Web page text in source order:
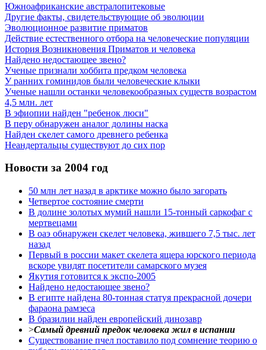
Южноафриканские австралопитековые
Другие факты, свидетельствующие об эволюции
Эволюционное развитие приматов
Действие естественного отбора на человеческие популяции
История Возникновения Приматов и человека
Найдено недостающее звено?
Ученые признали хоббита предком человека
У ранних гоминидов были человеческие клыки
Ученые нашли останки человекообразных существ возрастом
4,5 млн. лет
В эфиопии найден "ребенок люси"
В перу обнаружен аналог долины наска
Найден скелет самого древнего ребенка
Неандертальцы существуют до сих пор
Новости за 2004 год
50 млн лет назад в арктике можно было загорать
Четвертое состояние смерти
В долине золотых мумий нашли 15-тонный саркофаг с
мертвецами
В оаэ обнаружен скелет человека, жившего 7,5 тыс. лет
назад
Первый в россии макет скелета ящера юрского периода
вскоре увидят посетители самарского музея
Якутия готовится к экспо-2005
Найдено недостающее звено?
В египте найдена 80-тонная статуя прекрасной дочери
фараона рамзеса
В бразилии найден европейский динозавр
>Самый древний предок человека жил в испании
Существование пчел поставило под сомнение теорию о